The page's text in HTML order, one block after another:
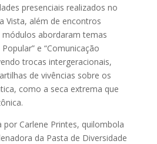
presenciais realizados no
Vista, além de encontros
abordaram temas
e “Comunicação
trocas intergeracionais,
de vivências sobre os
como a seca extrema que
Carlene Printes, quilombola
da Pasta de Diversidade